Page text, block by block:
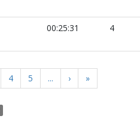
00:25:31 4
4 5 ... › »